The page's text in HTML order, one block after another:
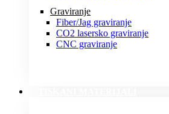
Graviranje
Fiber/Jag graviranje
CO2 lasersko graviranje
CNC graviranje